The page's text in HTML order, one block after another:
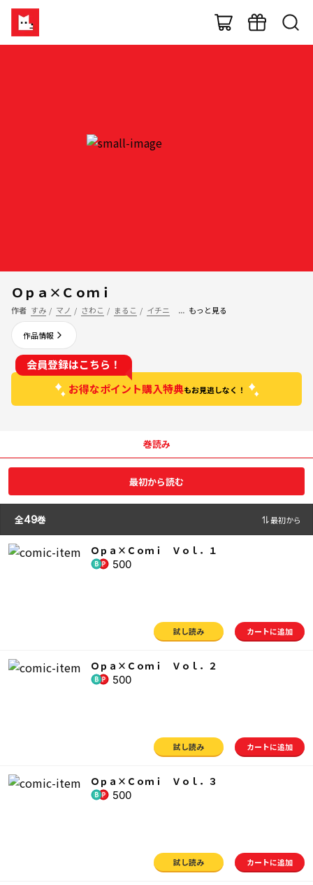
Ｏｐａ×Ｃｏｍｉ
作者 すみ / マノ / さわこ / まるこ / イチニ ... もっと見る
作品情報
お得なポイント購入特典もお見逃しなく！
会員登録はこちら！
巻読み
最初から読む
全49巻 最初から
Ｏｐａ×Ｃｏｍｉ Ｖｏｌ．１
500
試し読み カートに追加
Ｏｐａ×Ｃｏｍｉ Ｖｏｌ．２
500
試し読み カートに追加
Ｏｐａ×Ｃｏｍｉ Ｖｏｌ．３
500
試し読み カートに追加